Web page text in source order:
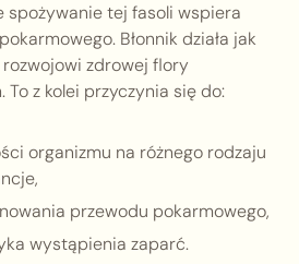
spożywanie tej fasoli wspiera
Błonnik działa jak
zdrowej flory
z kolei przyczynia się do:
organizmu na różnego rodzaju
przewodu pokarmowego,
wystąpienia zaparć.